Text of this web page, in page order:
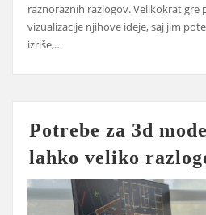
raznoraznih razlogov. Velikokrat gre
vizualizacije njihove ideje, saj jim
izriše,…
Potrebe za 3d
lahko veliko